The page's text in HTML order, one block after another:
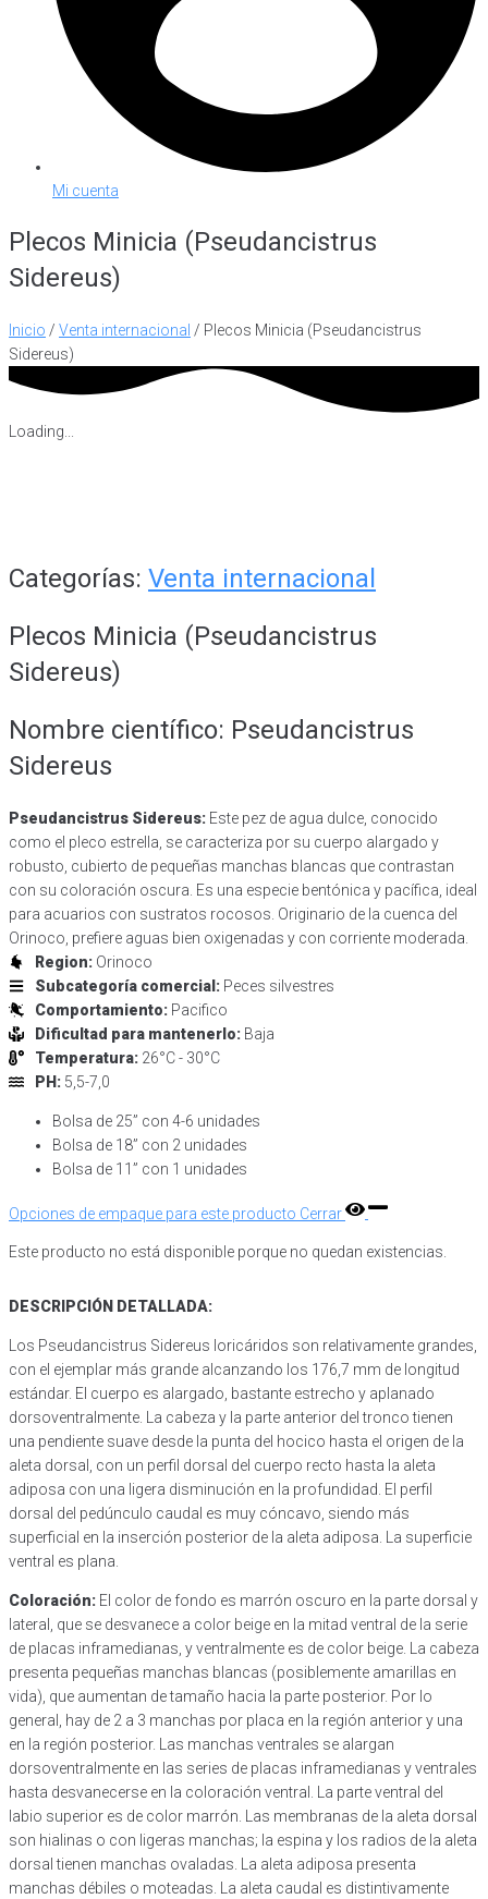
Mi cuenta
Plecos Minicia (Pseudancistrus
Sidereus)
Inicio / Venta internacional / Plecos Minicia (Pseudancistrus
Sidereus)
Loading...
Categorías: Venta internacional
Plecos Minicia (Pseudancistrus
Sidereus)
Nombre científico: Pseudancistrus
Sidereus
Pseudancistrus Sidereus: Este pez de agua dulce, conocido
como el pleco estrella, se caracteriza por su cuerpo alargado y
robusto, cubierto de pequeñas manchas blancas que contrastan
con su coloración oscura. Es una especie bentónica y pacífica, ideal
para acuarios con sustratos rocosos. Originario de la cuenca del
Orinoco, prefiere aguas bien oxigenadas y con corriente moderada.
Region: Orinoco
Subcategoría comercial: Peces silvestres
Comportamiento: Pacifico
Dificultad para mantenerlo: Baja
Temperatura: 26°C - 30°C
PH: 5,5-7,0
Bolsa de 25” con 4-6 unidades
Bolsa de 18” con 2 unidades
Bolsa de 11” con 1 unidades
Opciones de empaque para este producto Cerrar
Este producto no está disponible porque no quedan existencias.
DESCRIPCIÓN DETALLADA:
Los Pseudancistrus Sidereus loricáridos son relativamente grandes,
con el ejemplar más grande alcanzando los 176,7 mm de longitud
estándar. El cuerpo es alargado, bastante estrecho y aplanado
dorsoventralmente. La cabeza y la parte anterior del tronco tienen
una pendiente suave desde la punta del hocico hasta el origen de la
aleta dorsal, con un perfil dorsal del cuerpo recto hasta la aleta
adiposa con una ligera disminución en la profundidad. El perfil
dorsal del pedúnculo caudal es muy cóncavo, siendo más
superficial en la inserción posterior de la aleta adiposa. La superficie
ventral es plana.
Coloración: El color de fondo es marrón oscuro en la parte dorsal y
lateral, que se desvanece a color beige en la mitad ventral de la serie
de placas inframedianas, y ventralmente es de color beige. La cabeza
presenta pequeñas manchas blancas (posiblemente amarillas en
vida), que aumentan de tamaño hacia la parte posterior. Por lo
general, hay de 2 a 3 manchas por placa en la región anterior y una
en la región posterior. Las manchas ventrales se alargan
dorsoventralmente en las series de placas inframedianas y ventrales
hasta desvanecerse en la coloración ventral. La parte ventral del
labio superior es de color marrón. Las membranas de la aleta dorsal
son hialinas o con ligeras manchas; la espina y los radios de la aleta
dorsal tienen manchas ovaladas. La aleta adiposa presenta
manchas débiles o moteadas. La aleta caudal es distintivamente